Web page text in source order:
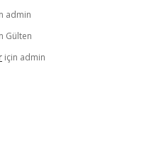
admin
Gülten
için admin